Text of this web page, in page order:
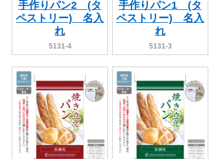
手作りパン2 (タ
ペストリー) 名入
れ
5131-4
手作りパン1 (タ
ペストリー) 名入
れ
5131-3